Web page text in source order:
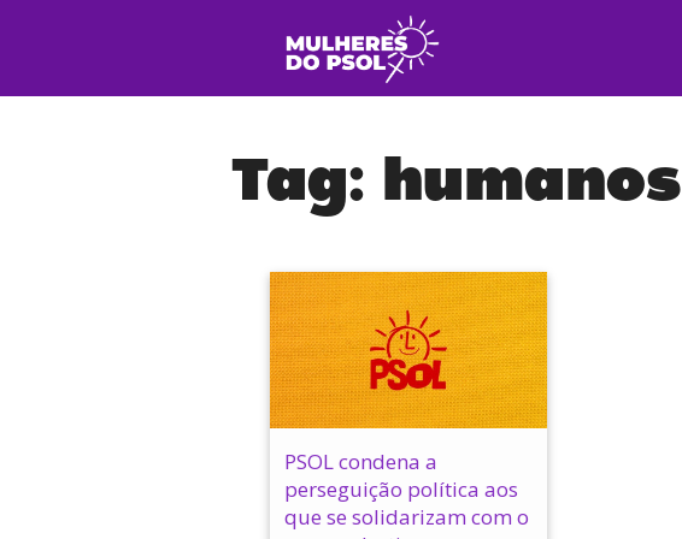
Tag: humanos
PSOL condena a
perseguição política aos
que se solidarizam com o